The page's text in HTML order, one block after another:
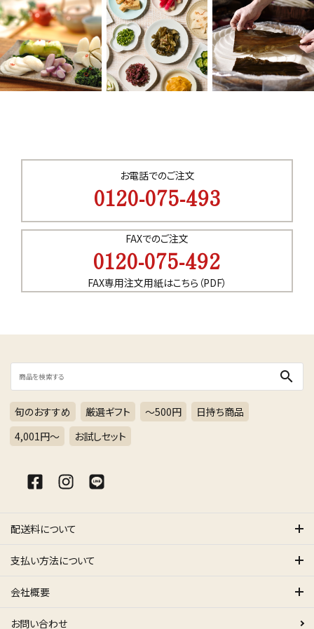
お電話でのご注文
0120-075-493
FAXでのご注文
0120-075-492
FAX専用注文用紙はこちら（PDF）
search
旬のおすすめ 厳選ギフト ～500円
日持ち商品
4,001円〜
お試しセット
配送料について
支払い方法について
会社概要
お問い合わせ